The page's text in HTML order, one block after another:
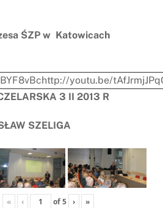
ŚZP w Katowicach
http://youtu.be/
3 II 2013 R
SZELIGA
« ‹ of5 › »